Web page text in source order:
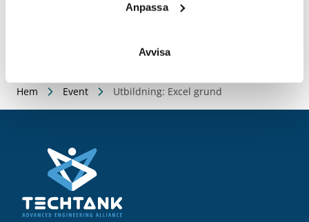
Anpassa
Avvisa
Hem Event Utbildning: Excel grund